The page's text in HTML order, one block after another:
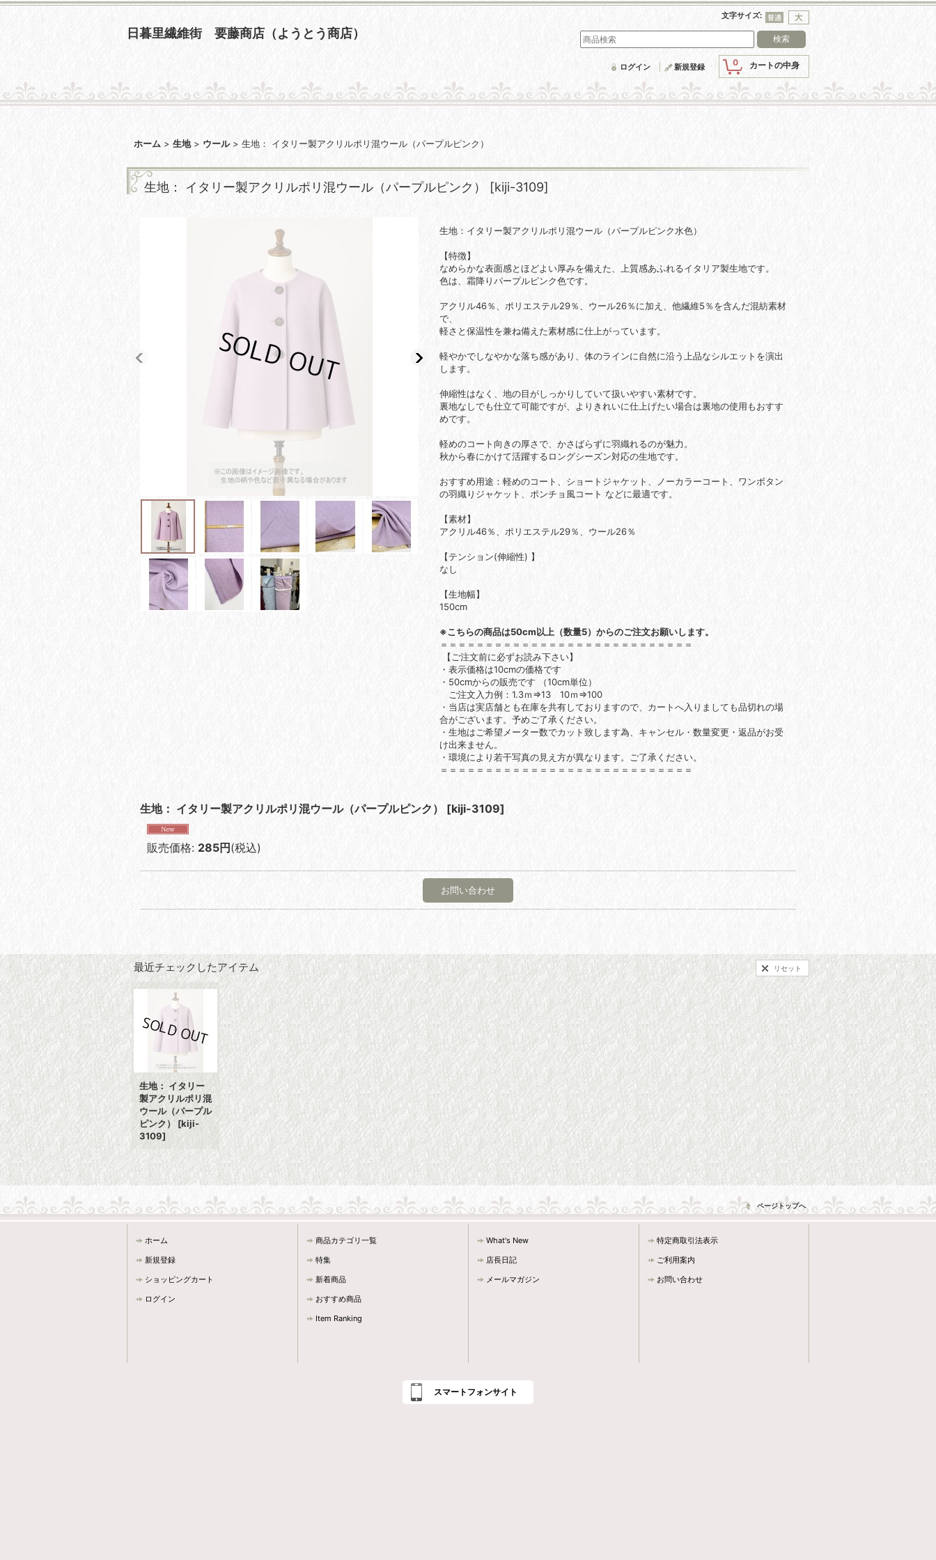
文字サイズ:
日暮里繊維街 要藤商店（ようとう商店）
0 カートの中身
ログイン 新規登録
ホーム > 生地 > ウール > 生地： イタリー製アクリルポリ混ウール（パープルピンク）
生地： イタリー製アクリルポリ混ウール（パープルピンク） [kiji-3109]
生地：イタリー製アクリルポリ混ウール（パープルピンク水色）
【特徴】
なめらかな表面感とほどよい厚みを備えた、上質感あふれるイタリア製生地です。
色は、霜降りパープルピンク色です。
アクリル46％、ポリエステル29％、ウール26％に加え、他繊維5％を含んだ混紡素材
で、
軽さと保温性を兼ね備えた素材感に仕上がっています。
軽やかでしなやかな落ち感があり、体のラインに自然に沿う上品なシルエットを演出
します。
伸縮性はなく、地の目がしっかりしていて扱いやすい素材です。
裏地なしでも仕立て可能ですが、よりきれいに仕上げたい場合は裏地の使用もおすす
めです。
軽めのコート向きの厚さで、かさばらずに羽織れるのが魅力。
秋から春にかけて活躍するロングシーズン対応の生地です。
おすすめ用途：軽めのコート、ショートジャケット、ノーカラーコート、ワンボタン
の羽織りジャケット、ポンチョ風コート などに最適です。
【素材】
アクリル46％、ポリエステル29％、ウール26％
【テンション(伸縮性) 】
なし
【生地幅】
150cm
※こちらの商品は50cm以上（数量5）からのご注文お願いします。
＝＝＝＝＝＝＝＝＝＝＝＝＝＝＝＝＝＝＝＝＝＝＝＝＝＝＝＝
【ご注文前に必ずお読み下さい】
・表示価格は10cmの価格です
・50cmからの販売です （10cm単位）
ご注文入力例：1.3ｍ⇒13 10ｍ⇒100
・当店は実店舗とも在庫を共有しておりますので、 カートへ入りましても品切れの場
合がございます。予めご了承ください。
・生地はご希望メーター数でカット致します為、キャンセル・数量変更・返品がお受
け出来ません。
・環境により若干写真の見え方が異なります。ご了承ください。
＝＝＝＝＝＝＝＝＝＝＝＝＝＝＝＝＝＝＝＝＝＝＝＝＝＝＝＝
生地： イタリー製アクリルポリ混ウール（パープルピンク） [kiji-3109]
販売価格: 285円 (税込)
お問い合わせ
最近チェックしたアイテム リセット
生地： イタリー
製アクリルポリ混
ウール（パープル
ピンク） [kiji-
3109]
ページトップへ
ホーム
新規登録
ショッピングカート
ログイン
商品カテゴリ一覧
特集
新着商品
おすすめ商品
Item Ranking
What's New
店長日記
メールマガジン
特定商取引法表示
ご利用案内
お問い合わせ
スマートフォンサイト